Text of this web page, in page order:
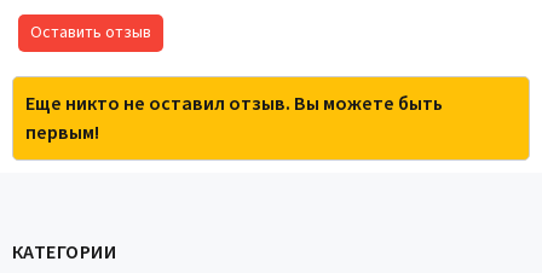
Оставить отзыв
Еще никто не оставил отзыв. Вы можете быть
первым!
КАТЕГОРИИ